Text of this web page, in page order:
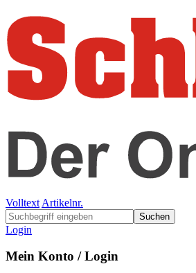
Volltext Artikelnr.
Suchen
Login
Mein Konto / Login